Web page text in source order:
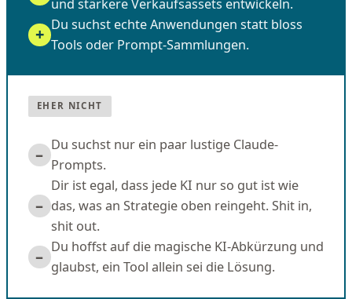
und stärkere Verkaufsassets entwickeln.
Du suchst echte Anwendungen statt bloss
Tools oder Prompt-Sammlungen.
EHER NICHT
Du suchst nur ein paar lustige Claude-
Prompts.
Dir ist egal, dass jede KI nur so gut ist wie
das, was an Strategie oben reingeht. Shit in,
shit out.
Du hoffst auf die magische KI-Abkürzung und
glaubst, ein Tool allein sei die Lösung.